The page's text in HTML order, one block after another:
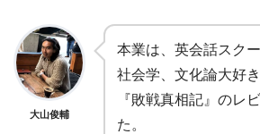
大山俊輔
本業は、英会話スク
社会学、文化論大好
『敗戦真相記』のレ
た。